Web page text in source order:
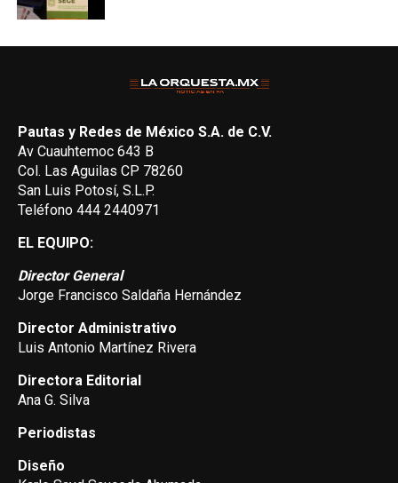
Pautas y Redes de México S.A. de C.V.
Av Cuauhtemoc 643 B
Col. Las Aguilas CP 78260
San Luis Potosí, S.L.P.
Teléfono 444 2440971
EL EQUIPO:
Director General
Jorge Francisco Saldaña Hernández
Director Administrativo
Luis Antonio Martínez Rivera
Directora Editorial
Ana G. Silva
Periodistas
Diseño